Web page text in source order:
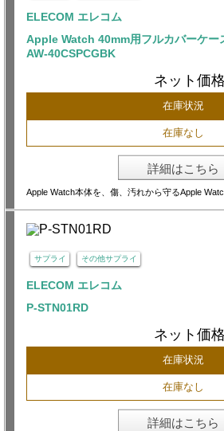
ELECOM エレコム
Apple Watch 40mm用フルカバーケ
AW-40CSPCGBK
ネット価格
在庫状況
在庫なし
詳細はこちら
Apple Watch本体を、傷、汚れから守るApple
サプライ その他サプライ
ELECOM エレコム
P-STN01RD
ネット価格
在庫状況
在庫なし
詳細はこちら